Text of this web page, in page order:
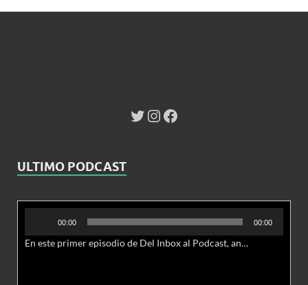
ULTIMO PODCAST
audio
00:00 00:00
En este primer episodio de Del Inbox al Podcast, analizamos junto al abogado Jonathan Brown las nuevas conductas delictivas cibernéticas y la necesidad de hacer modificaciones al Código Penal.